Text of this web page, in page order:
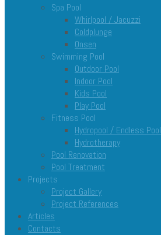
Spa Pool
Whirlpool / Jacuzzi
Coldplunge
Onsen
Swimming Pool
Outdoor Pool
Indoor Pool
Kids Pool
Play Pool
Fitness Pool
Hydropool / Endless Pool
Hydrotherapy
Pool Renovation
Pool Treatment
Projects
Project Gallery
Project References
Articles
Contacts